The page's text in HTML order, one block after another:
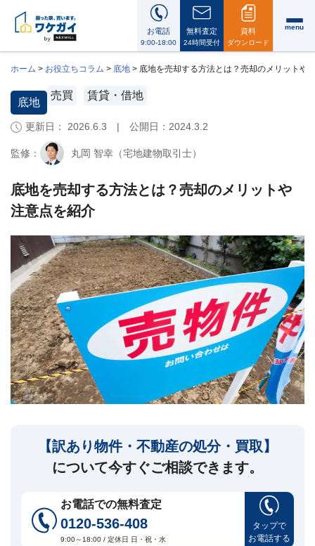
お電話
9:00-18:00
無料査定
24時間受付
資料
ダウンロード
menu
i
ワ
ケ
ガ
に
つ
い
会
社
案
内・
代
表
メ
ッ
セ
ー
ジ
訳
あ
り
買
売
に
つ
い
て ▾
ホーム > お役立ちコラム > 底地 > 底地を売却する方法とは？売却のメリットや
底地
売買 賃貸・借地
更新日： 2026.6.3 | 公開日： 2024.3.2
監修： 丸岡 智幸（宅地建物取引士）
底地を売却する方法とは？売却のメリットや
注意点を紹介
【訳あり物件・不動産の処分・買取】
について今すぐご相談できます。
お電話での無料査定
0120-536-408
9:00～18:00 / 定休日 日・祝・水
タップで
お電話する